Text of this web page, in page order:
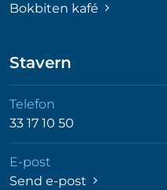
Bokbiten kafé
Stavern
Telefon
33 17 10 50
E-post
Send e-post